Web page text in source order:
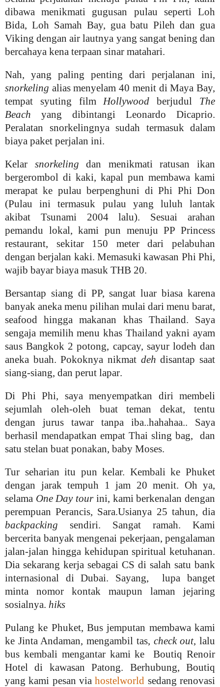
dibawa menikmati gugusan pulau seperti Loh
Bida, Loh Samah Bay, gua batu Pileh dan gua
Viking dengan air lautnya yang sangat bening dan
bercahaya kena terpaan sinar matahari.
Nah, yang paling penting dari perjalanan ini,
snorkeling alias menyelam 40 menit di Maya Bay,
tempat syuting film Hollywood berjudul The
Beach yang dibintangi Leonardo Dicaprio.
Peralatan snorkelingnya sudah termasuk dalam
biaya paket perjalan ini.
Kelar snorkeling dan menikmati ratusan ikan
bergerombol di kaki, kapal pun membawa kami
merapat ke pulau berpenghuni di Phi Phi Don
(Pulau ini termasuk pulau yang luluh lantak
akibat Tsunami 2004 lalu). Sesuai arahan
pemandu lokal, kami pun menuju PP Princess
restaurant, sekitar 150 meter dari pelabuhan
dengan berjalan kaki. Memasuki kawasan Phi Phi,
wajib bayar biaya masuk THB 20.
Bersantap siang di PP, sangat luar biasa karena
banyak aneka menu pilihan mulai dari menu barat,
seafood hingga makanan khas Thailand. Saya
sengaja memilih menu khas Thailand yakni ayam
saus Bangkok 2 potong, capcay, sayur lodeh dan
aneka buah. Pokoknya nikmat deh disantap saat
siang-siang, dan perut lapar.
Di Phi Phi, saya menyempatkan diri membeli
sejumlah oleh-oleh buat teman dekat, tentu
dengan jurus tawar tanpa iba..hahahaa.. Saya
berhasil mendapatkan empat Thai sling bag, dan
satu stelan buat ponakan, baby Moses.
Tur seharian itu pun kelar. Kembali ke Phuket
dengan jarak tempuh 1 jam 20 menit. Oh ya,
selama One Day tourini, kami berkenalan dengan
perempuan Perancis, Sara.Usianya 25 tahun, dia
backpacking sendiri. Sangat ramah. Kami
bercerita banyak mengenai pekerjaan, pengalaman
jalan-jalan hingga kehidupan spiritual ketuhanan.
Dia sekarang kerja sebagai CS di salah satu bank
internasional di Dubai. Sayang, lupa banget
minta nomor kontak maupun laman jejaring
sosialnya. hiks
Pulang ke Phuket, Bus jemputan membawa kami
ke Jinta Andaman, mengambil tas, check out, lalu
bus kembali mengantar kami ke Boutiq Renoir
Hotel di kawasan Patong. Berhubung, Boutiq
yang kami pesan viahostelworld sedang renovasi